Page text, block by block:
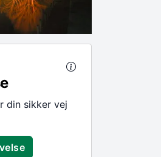
din sikker vej